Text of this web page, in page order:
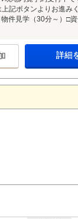
記ボタンよりお進
件見学（30分～）□
詳細